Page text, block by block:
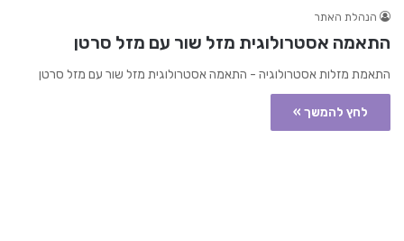
הנהלת האתר
התאמה אסטרולוגית מזל שור עם מזל סרטן
התאמת מזלות אסטרולוגיה - התאמה אסטרולוגית מזל שור עם מזל סרטן
לחץ להמשך »